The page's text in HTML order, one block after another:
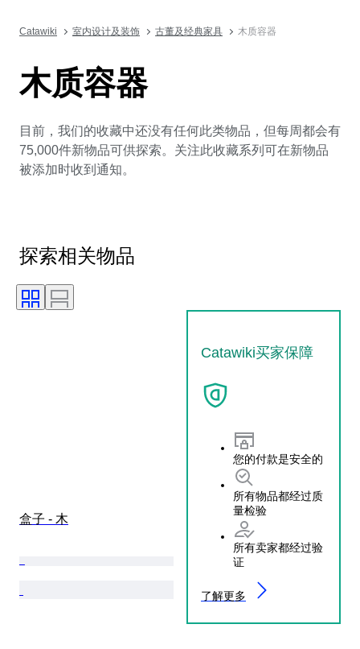
Catawiki 室内设计及装饰 古董及经典家具 木质容器
木质容器
目前，我们的收藏中还没有任何此类物品，但每周都会有
75,000件新物品可供探索。关注此收藏系列可在新物品
被添加时收到通知。
探索相关物品
Catawiki买家保障
您的付款是安全的
所有物品都经过质
量检验
所有卖家都经过验
证
了解更多
盒子 - 木